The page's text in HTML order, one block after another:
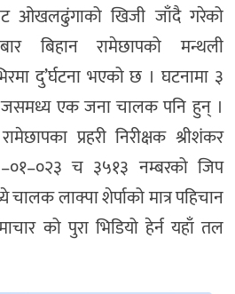
ओखलढुंगाको खिजी जाँदै गरेको
बिहान रामेछापको मन्थली
दु’र्घटना भएको छ । घटनामा ३
एक जना चालक पनि हुन् ।
प्रहरी निरीक्षक श्रीशंकर
च ३५१३ नम्बरको जिप
चालक लाक्पा शेर्पाको मात्र पहिचान
को पुरा भिडियो हेर्न यहाँ तल